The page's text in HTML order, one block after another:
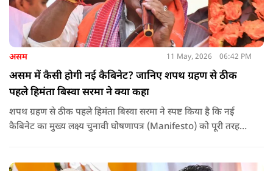
असम 11 May, 2026 06:42 PM
असम में कैसी होगी नई कैबिनेट? जानिए शपथ ग्रहण से ठीक
पहले हिमंता बिस्वा सरमा ने क्या कहा
शपथ ग्रहण से ठीक पहले हिमंता बिस्वा सरमा ने स्पष्ट किया है कि नई
कैबिनेट का मुख्य लक्ष्य चुनावी घोषणापत्र (Manifesto) को पूरी तरह